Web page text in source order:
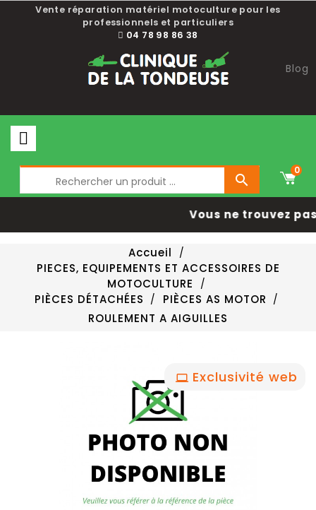
Vente réparation matériel motoculture pour les
professionnels et particuliers
04 78 98 86 38
Blog

0
Vous ne trouvez
Accueil
PIECES, EQUIPEMENTS ET ACCESSOIRES DE
MOTOCULTURE
PIÈCES DÉTACHÉES
PIÈCES AS MOTOR
ROULEMENT A AIGUILLES
Exclusivité web